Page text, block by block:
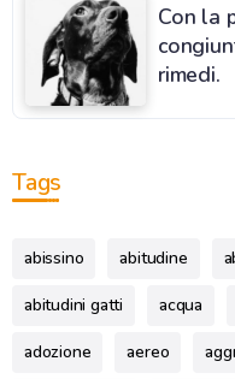
Con la
rimedi.
Tags
abissino abitudine
abitudini gatti acqua
adozione aereo